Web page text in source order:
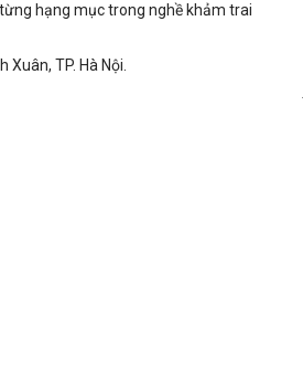
hạng mục trong nghề khảm trai
TP. Hà Nội.